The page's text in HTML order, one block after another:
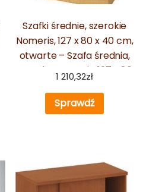
Szafki średnie, szerokie
Nomeris, 127 x 80 x 40 cm,
otwarte – Szafa średnia,
szeroka Nomeris, 127 x 80
x 40 cm, otwarta, dekor
buk
1 210,32zł
Sprawdź